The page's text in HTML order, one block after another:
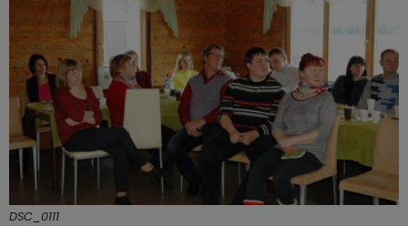
DSC_0111